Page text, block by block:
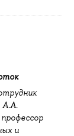
А.А.
рофессор
и